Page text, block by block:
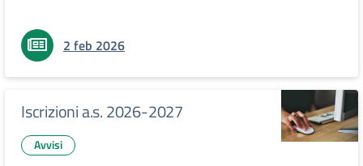
2 feb 2026
Iscrizioni a.s. 2026-2027
Avvisi